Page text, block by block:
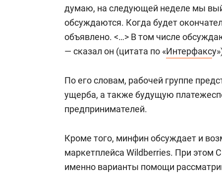
думаю, на следующей неделе мы
обсуждаются. Когда будет
объявлено. <…> В том числе
— сказал он (цитата по «Интерфакс
По его словам, рабочей группе
ущерба, а также будущую
предпринимателей.
Кроме того, минфин обсуждает и
маркетплейса Wildberries. При этом
именно варианты помощи